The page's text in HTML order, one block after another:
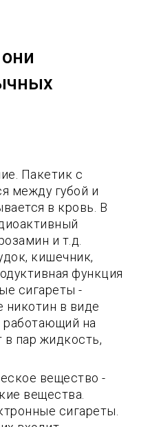
Пакетик с
между губой и
в кровь. В
и т.д.
кишечник,
функция
сигареты -
никотин в виде
работающий на
в пар жидкость,
вещество -
вещества.
сигареты.